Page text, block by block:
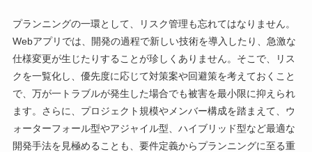
プランニングの一環として、リスク管理も忘れてはなりません。
Webアプリでは、開発の過程で新しい技術を導入したり、急激な
仕様変更が生じたりすることが珍しくありません。そこで、リス
クを一覧化し、優先度に応じて対策案や回避策を考えておくこと
で、万が一トラブルが発生した場合でも被害を最小限に抑えられ
ます。さらに、プロジェクト規模やメンバー構成を踏まえて、ウ
ォーターフォール型やアジャイル型、ハイブリッド型など最適な
開発手法を見極めることも、要件定義からプランニングに至る重